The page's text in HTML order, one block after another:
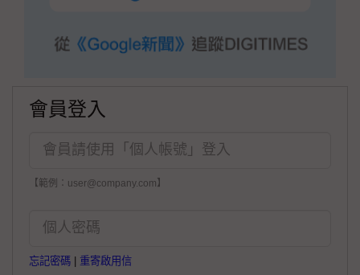
會員登入
【範例：user@company.com】
忘記密碼 重寄啟用信